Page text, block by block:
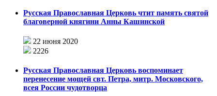
Русская Православная Церковь чтит память святой
благоверной княгини Анны Кашинской
22 июня 2020
2226
Русская Православная Церковь воспоминает
перенесение мощей свт. Петра, митр. Московского,
всея России чудотворца